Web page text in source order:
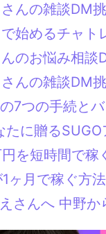
んの雑談DM
始めるチャト
のお悩み相談
んの雑談DM
7つの手続と
に贈る
を短時間で稼
ヶ月で稼ぐ方法
さんへ 中野か